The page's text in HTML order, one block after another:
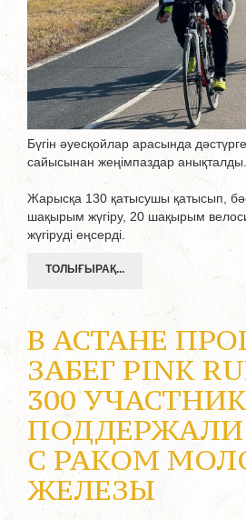
Бүгін әуесқойлар арасында
сайысынан жеңімпаздар анықталды.
Жарысқа 130 қатысушы қатысып,
шақырым жүгіру, 20 шақырым
жүгіруді еңсерді.
ТОЛЫҒЫРАҚ...
В АСТАНЕ
ЗАБЕГ PINK
300
ПОДДЕРЖАЛИ
С РАКОМ
ЖЕЛЕЗЫ